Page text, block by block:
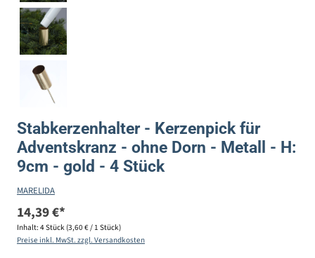
Stabkerzenhalter - Kerzenpick für
Adventskranz - ohne Dorn - Metall - H:
9cm - gold - 4 Stück
MARELIDA
14,39 €*
Inhalt: 4 Stück (3,60 € / 1 Stück)
Preise inkl. MwSt. zzgl. Versandkosten